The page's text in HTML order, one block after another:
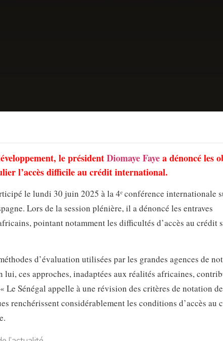
le présidentDiomaye Fayea dénoncé les
l’accès difficile au crédit international.
le lundi 30 juin 2025 à la 4ᵉ conférence internationale
Lors de la session plénière, il a dénoncé les entraves
pointant notamment les difficultés d’accès au crédit
d’évaluation utilisées par les grandes agences de
lui, ces approches, inadaptées aux réalités africaines,
Sénégal appelle à une révision des critères de notation
renchérissent considérablement les conditions d’accès au